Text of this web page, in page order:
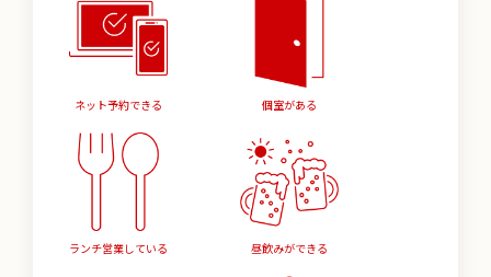
ネット予約できる 個室がある
ランチ営業している 昼飲みができる